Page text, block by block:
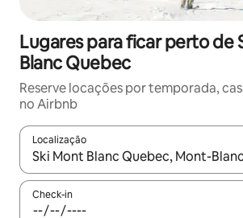
Lugares para ficar perto de
Blanc Quebec
Reserve locações por temporada,
no Airbnb
Localização
Quando os resultados estiverem
Check-in